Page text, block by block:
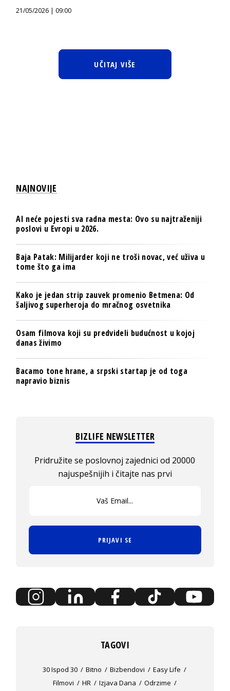
21/05/2026 | 09:00
UČITAJ VIŠE
NAJNOVIJE
AI neće pojesti sva radna mesta: Ovo su najtraženiji
poslovi u Evropi u 2026.
Baja Patak: Milijarder koji ne troši novac, već uživa u
tome što ga ima
Kako je jedan strip zauvek promenio Betmena: Od
šaljivog superheroja do mračnog osvetnika
Osam filmova koji su predvideli budućnost u kojoj
danas živimo
Bacamo tone hrane, a srpski startap je od toga
napravio biznis
BIZLIFE NEWSLETTER
Pridružite se poslovnoj zajednici od 20000
najuspešnijih i čitajte nas prvi
PRIJAVI SE
TAGOVI
30 Ispod 30 Bitno Bizbendovi
Easy Life
Filmovi
HR Izjava Dana
Odrzime